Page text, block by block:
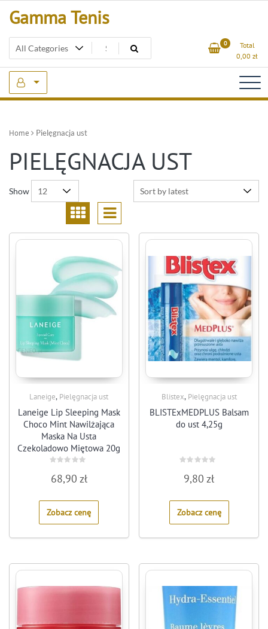
Gamma Tenis
0
Total
0,00 zł
Home Pielęgnacja ust
PIELĘGNACJA UST
Show
Laneige, Pielęgnacja ust
Laneige Lip Sleeping Mask
Choco Mint Nawilżająca
Maska Na Usta
Czekoladowo Miętowa 20g
0
out
5
68,90 zł
Zobacz cenę
Blistex, Pielęgnacja ust
BLISTExMEDPLUS Balsam
do ust 4,25g
out
5
9,80zł
Zobacz cenę